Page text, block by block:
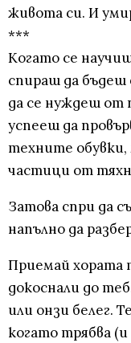
живота си. И
***
Когато се
спираш да
да се нуждеш от
успееш да
техните
частици от
Затова спри да
напълно да
Приемай хората
докоснали до
или онзи белег.
когато трябва